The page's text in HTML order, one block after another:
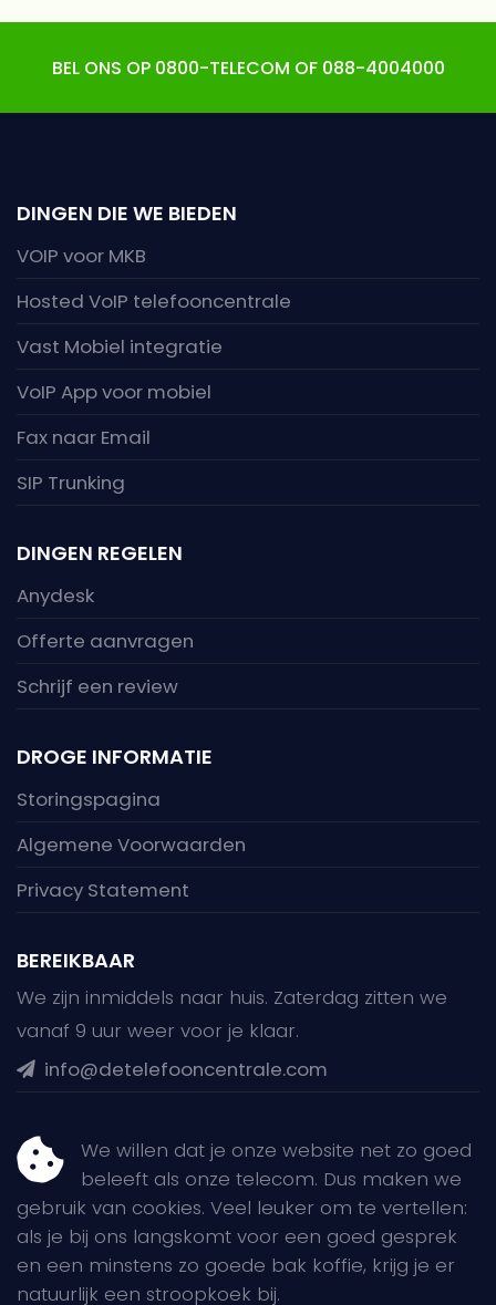
We willen dat je onze website net zo goed
beleeft als onze telecom. Dus maken we
gebruik van cookies. Veel leuker om te vertellen:
als je bij ons langskomt voor een goed gesprek
en een minstens zo goede bak koffie, krijg je er
natuurlijk een stroopkoek bij.
BEL ONS OP 0800-TELECOM OF 088-4004000
DINGEN DIE WE BIEDEN
VOIP voor MKB
Hosted VoIP telefooncentrale
Vast Mobiel integratie
VoIP App voor mobiel
Fax naar Email
SIP Trunking
DINGEN REGELEN
Anydesk
Offerte aanvragen
Schrijf een review
DROGE INFORMATIE
Storingspagina
Algemene Voorwaarden
Privacy Statement
BEREIKBAAR
We zijn inmiddels naar huis. Zaterdag zitten we
vanaf 9 uur weer voor je klaar.
info@detelefooncentrale.com
JE KUNT ONS OOK VINDEN OP